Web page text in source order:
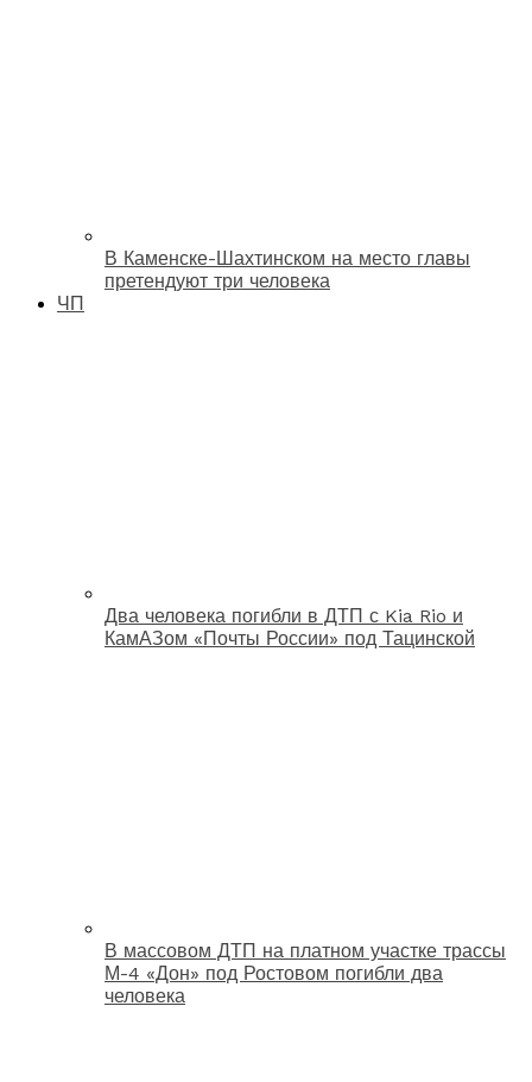
В Каменске-Шахтинском на место главы
претендуют три человека
ЧП
Два человека погибли в ДТП с Kia Rio и
КамАЗом «Почты России» под Тацинской
В массовом ДТП на платном участке трассы
М-4 «Дон» под Ростовом погибли два
человека